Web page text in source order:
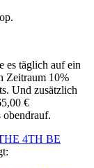
es täglich auf ein
Zeitraum 10%
Und zusätzlich
€
obendrauf.
4TH BE